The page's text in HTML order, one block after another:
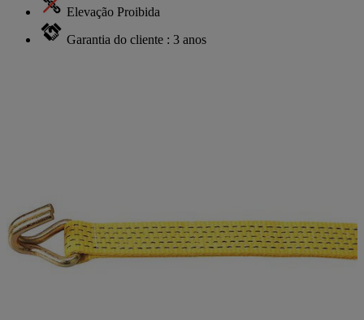
Elevação Proibida
Garantia do cliente : 3 anos